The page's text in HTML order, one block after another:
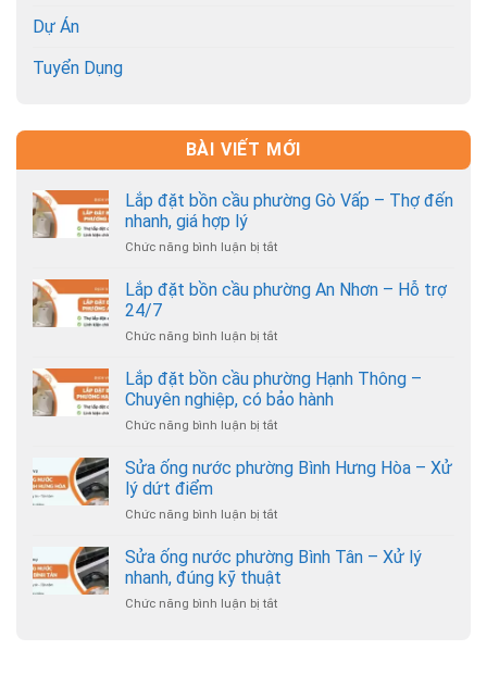
Dự Án
Tuyển Dụng
BÀI VIẾT MỚI
Lắp đặt bồn cầu phường Gò Vấp – Thợ đến
nhanh, giá hợp lý
Chức năng bình luận bị tắt
đặt
Vấp
–
giá
Lắp đặt bồn cầu phường An Nhơn – Hỗ trợ
24/7
Chức năng bình luận bị tắt
đặt
bồn
cầu
Nhơn
Lắp đặt bồn cầu phường Hạnh Thông –
Chuyên nghiệp, có bảo hành
Chức năng bình luận bị tắt
đặt
bồn
Thông
–
Sửa ống nước phường Bình Hưng Hòa – Xử
lý dứt điểm
Chức năng bình luận bị tắt
ống
nước
phường
Sửa ống nước phường Bình Tân – Xử lý
nhanh, đúng kỹ thuật
Chức năng bình luận bị tắt